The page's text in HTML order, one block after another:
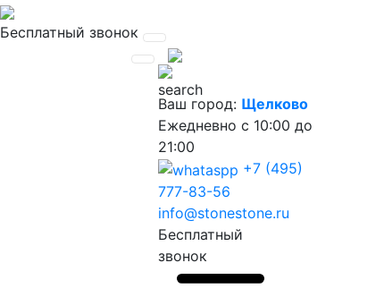
Бесплатный звонок
Ваш город: Щелково
Ежедневно с 10:00 до
21:00
+7 (495)
777-83-56
info@stonestone.ru
Бесплатный
звонок